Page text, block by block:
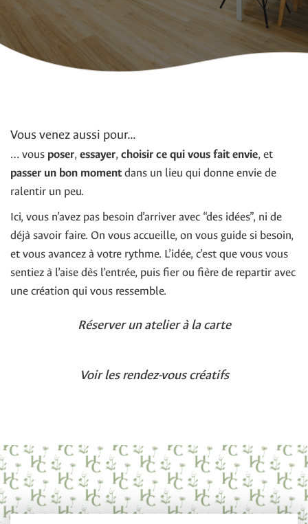
Vous venez aussi pour...
… vous poser,essayer,choisir ce qui vous fait envie, et
passer un bon momentdans un lieu qui donne envie de
ralentir un peu.
Ici, vous n’avez pas besoin d’arriver avec “des idées”, ni de
déjà savoir faire. On vous accueille, on vous guide si besoin,
et vous avancez à votre rythme. L’idée, c’est que vous vous
sentiez à l’aise dès l’entrée, puis fier ou fière de repartir avec
une création qui vous ressemble.
Réserver un atelier à la carte
Voir les rendez-vous créatifs